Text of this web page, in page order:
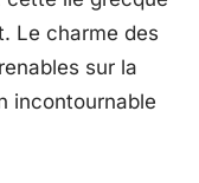
Le charme des
sur la
incontournable